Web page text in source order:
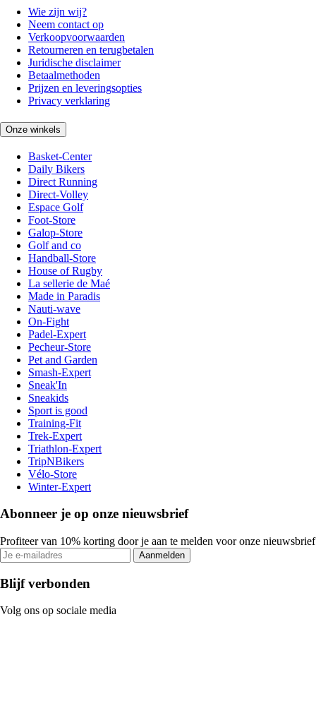
Wie zijn wij?
Neem contact op
Verkoopvoorwaarden
Retourneren en terugbetalen
Juridische disclaimer
Betaalmethoden
Prijzen en leveringsopties
Privacy verklaring
Onze winkels
Basket-Center
Daily Bikers
Direct Running
Direct-Volley
Espace Golf
Foot-Store
Galop-Store
Golf and co
Handball-Store
House of Rugby
La sellerie de Maé
Made in Paradis
Nauti-wave
On-Fight
Padel-Expert
Pecheur-Store
Pet and Garden
Smash-Expert
Sneak'In
Sneakids
Sport is good
Training-Fit
Trek-Expert
Triathlon-Expert
TripNBikers
Vélo-Store
Winter-Expert
Abonneer je op onze nieuwsbrief
Profiteer van 10% korting door je aan te melden voor onze nieuwsbrief
Aanmelden
Blijf verbonden
Volg ons op sociale media